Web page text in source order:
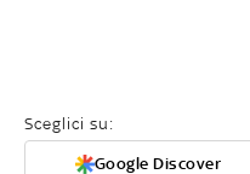
Sceglici su:
Google Discover